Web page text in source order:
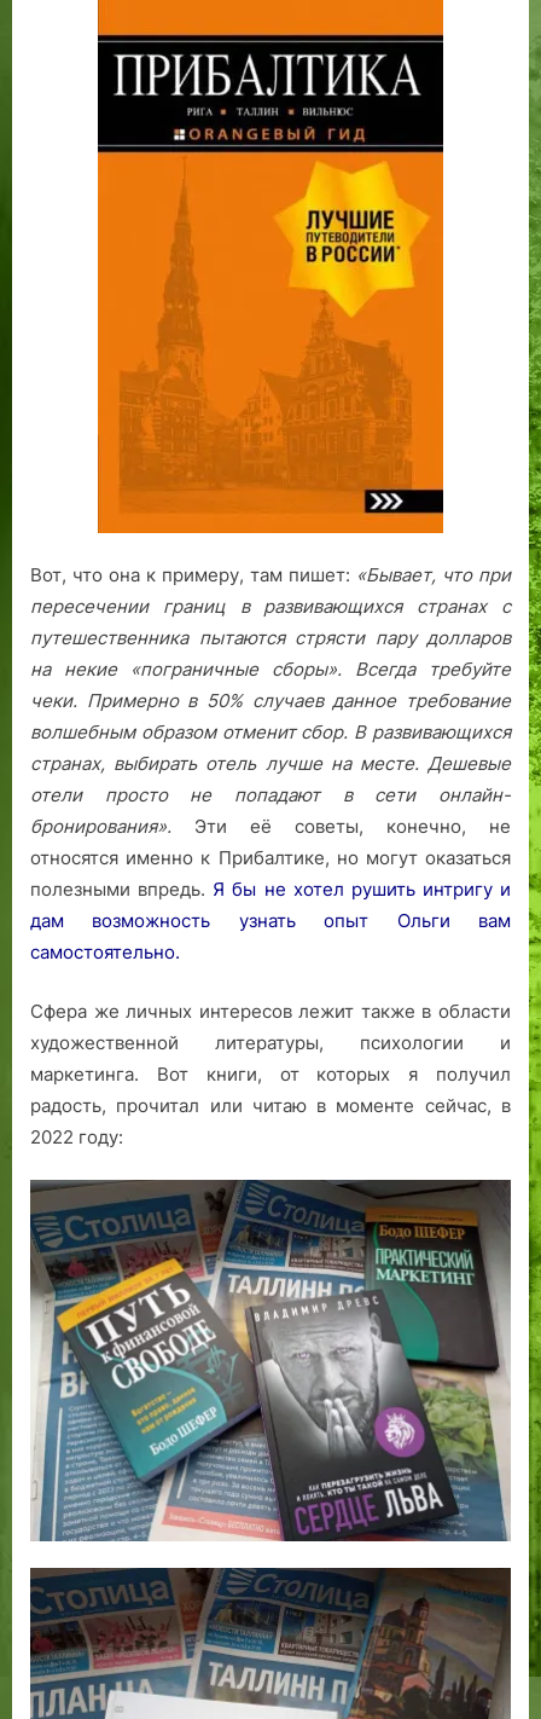
Вот, что она к примеру, там пишет: «Бывает, что при
пересечении границ в развивающихся странах с
путешественника пытаются стрясти пару долларов
на некие «пограничные сборы». Всегда требуйте
чеки. Примерно в 50% случаев данное требование
волшебным образом отменит сбор. В развивающихся
странах, выбирать отель лучше на месте. Дешевые
отели просто не попадают в сети онлайн-
бронирования». Эти её советы, конечно, не
относятся именно к Прибалтике, но могут оказаться
полезными впредь. Я бы не хотел рушить интригу и
дам возможность узнать опыт Ольги вам
самостоятельно.
Сфера же личных интересов лежит также в области
художественной литературы, психологии и
маркетинга. Вот книги, от которых я получил
радость, прочитал или читаю в моменте сейчас, в
2022 году: